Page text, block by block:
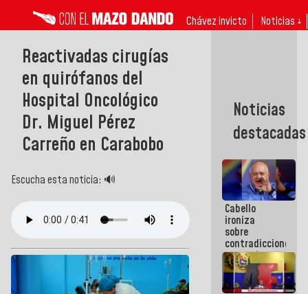
Chávez invicto Noticias ↓
Reactivadas cirugías
en quirófanos del
Hospital Oncológico
Dr. Miguel Pérez
Carreño en Carabobo
Escucha esta noticia: 🔊
Noticias
destacadas
Cabello
ironiza
sobre
contradicciones
y mentiras
de María
Machado:
¡Créanle!